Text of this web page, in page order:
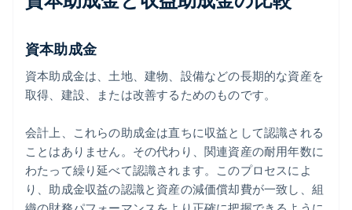
資本助成金
資本助成金は、土地、建物、設備などの長期的な資産を
取得、建設、または改善するためのものです。
会計上、これらの助成金は直ちに収益として認識される
ことはありません。その代わり、関連資産の耐用年数に
わたって繰り延べて認識されます。このプロセスによ
り、助成金収益の認識と資産の減価償却費が一致し、組